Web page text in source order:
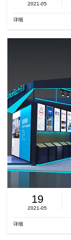
2021-05
详细
19
2021-05
详细